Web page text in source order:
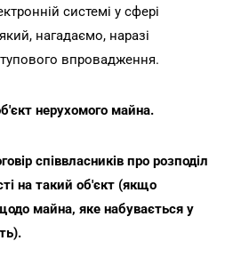
системі у сфері
нагадаємо, наразі
впровадження.
нерухомого майна.
співвласників про розподіл
на такий об'єкт (якщо
майна, яке набувається у